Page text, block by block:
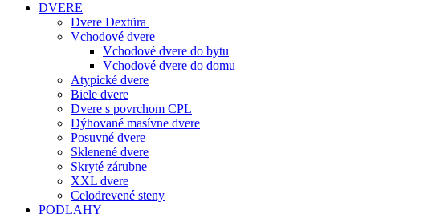
DVERE
Dvere Dextüra
Vchodové dvere
Vchodové dvere do bytu
Vchodové dvere do domu
Atypické dvere
Biele dvere
Dvere s povrchom CPL
Dýhované masívne dvere
Posuvné dvere
Sklenené dvere
Skryté zárubne
XXL dvere
Celodrevené steny
PODLAHY